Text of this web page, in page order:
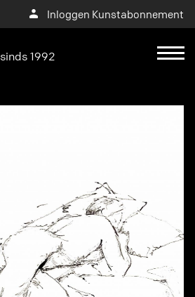
Inloggen Kunstabonnement
sinds 1992